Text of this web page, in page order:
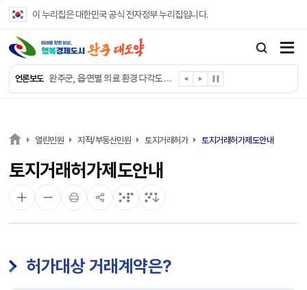
이 누리집은 대한민국 공식 전자정부 누리집입니다.
언론보도
완주군, ‘수의계약 총량제’ 개편 운영
완주군 청소년, 초록우산 지원으로 치과 치료
완주군, 읍·면별 의료 환경 다각도 진단한다
완주군, 모바일 헬스케어 “내 건강 변화 직접 확인”
전북은행, 완주군에 ‘시원키트’ 60세트 기탁
열린민원 지적/부동산민원 토지거래허가 토지거래허가제도안내
토지거래허가제도안내
허가대상 거래계약은?